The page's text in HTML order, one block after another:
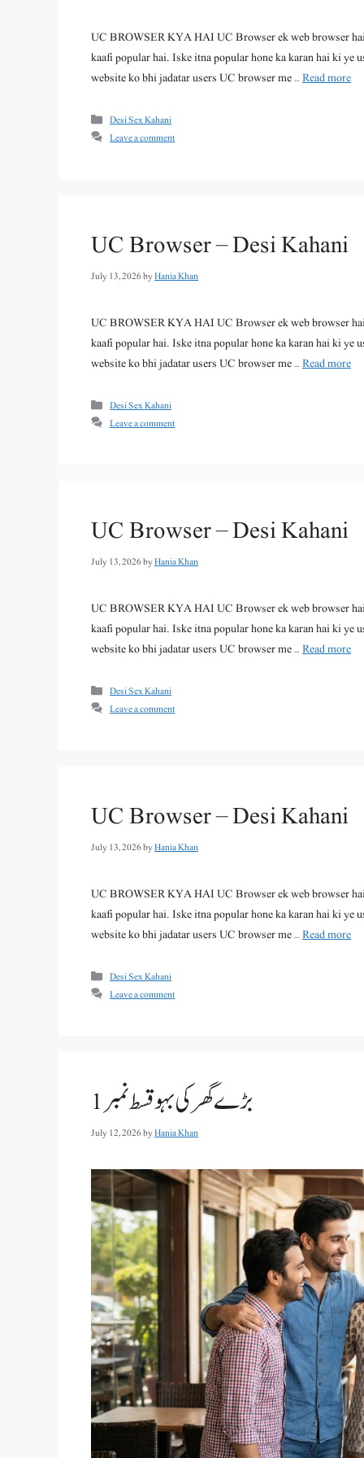
UC BROWSER KYA HAI UC Browser ek web browser hai
kaafi popular hai. Iske itna popular hone ka karan hai ki ye
website ko bhi jadatar users UC browser me …Read more
Categories
Desi Sex Kahani
Leave a comment
UC Browser – Desi Kahani
July 13, 2026byHania Khan
UC BROWSER KYA HAI UC Browser ek web browser hai
kaafi popular hai. Iske itna popular hone ka karan hai ki ye
website ko bhi jadatar users UC browser me …Read more
Categories
Desi Sex Kahani
Leave a comment
UC Browser – Desi Kahani
July 13, 2026byHania Khan
UC BROWSER KYA HAI UC Browser ek web browser hai
kaafi popular hai. Iske itna popular hone ka karan hai ki ye
website ko bhi jadatar users UC browser me …Read more
Categories
Desi Sex Kahani
Leave a comment
UC Browser – Desi Kahani
July 13, 2026byHania Khan
UC BROWSER KYA HAI UC Browser ek web browser hai
kaafi popular hai. Iske itna popular hone ka karan hai ki ye
website ko bhi jadatar users UC browser me …Read more
Categories
Desi Sex Kahani
Leave a comment
July 12, 2026byHania Khan